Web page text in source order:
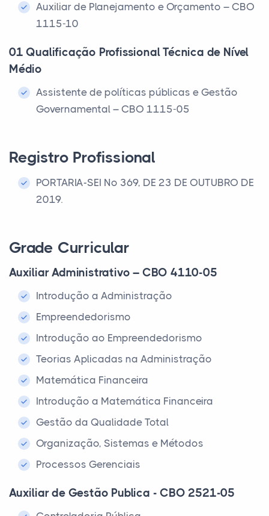
Auxiliar de Planejamento e Orçamento – CBO
1115-10
01 Qualificação Profissional Técnica de Nível
Médio
Assistente de políticas públicas e Gestão
Governamental – CBO 1115-05
Registro Profissional
PORTARIA-SEI Nº 369, DE 23 DE OUTUBRO DE
2019.
Grade Curricular
Auxiliar Administrativo – CBO 4110-05
Introdução a Administração
Empreendedorismo
Introdução ao Empreendedorismo
Teorias Aplicadas na Administração
Matemática Financeira
Introdução a Matemática Financeira
Gestão da Qualidade Total
Organização, Sistemas e Métodos
Processos Gerenciais
Auxiliar de Gestão Publica - CBO 2521-05